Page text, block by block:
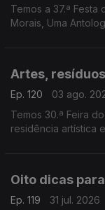
Temos a 37.ª
Morais, Uma
Artes,
Ep. 120
03 ago.
Temos 30.ª Feira
residência artística
Oito dicas
Ep. 119
31 jul. 2026